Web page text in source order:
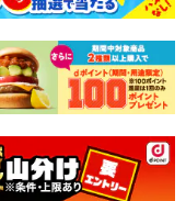
ださい。開封後は、出